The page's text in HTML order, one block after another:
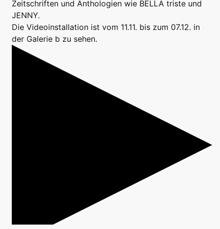
Zeitschriften und Anthologien wie BELLA triste und
JENNY.
Die Videoinstallation ist vom 11.11. bis zum 07.12. in
der Galerie b zu sehen.